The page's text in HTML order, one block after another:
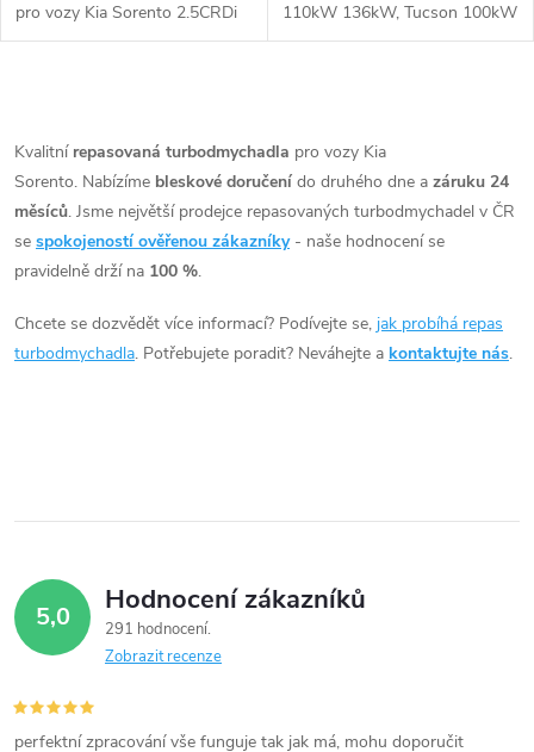
pro vozy Kia Sorento 2.5CRDi
se 120kW 125kW
110kW 136kW, Tucson 100kW
136kW, ix35 100kW 135W, Kia
v
l
á
a
v
k
v
Kvalitní repasovaná turbodmychadla pro vozy Kia
Sorento. Nabízíme bleskové doručení do druhého dne a záruku 24
měsíců. Jsme největší prodejce repasovaných turbodmychadel v ČR
se spokojeností ověřenou zákazníky - naše hodnocení se
pravidelně drží na 100 %.
Chcete se dozvědět více informací? Podívejte se, jak probíhá repas
turbodmychadla. Potřebujete poradit? Neváhejte a kontaktujte nás.
5,0 Hodnocení zákazníků
291 hodnocení
Zobrazit recenze
perfektní zpracování vše funguje tak jak má, mohu doporučit